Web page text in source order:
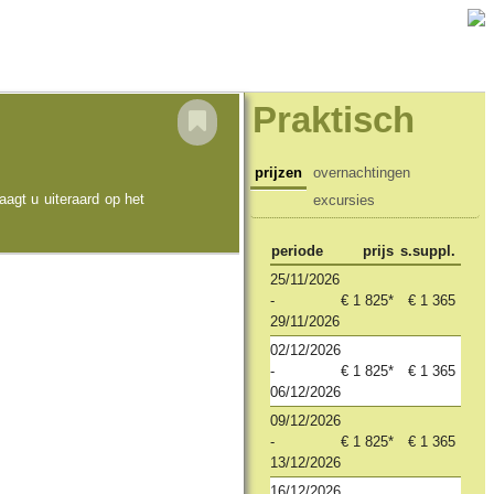
u uiteraard op het
Praktisch
prijzen
overnachtingen
excursies
periode prijs s.suppl.
25/11/2026
-
29/11/2026
€ 1 825* € 1 365
02/12/2026
-
06/12/2026
€ 1 825* € 1 365
09/12/2026
-
13/12/2026
€ 1 825* € 1 365